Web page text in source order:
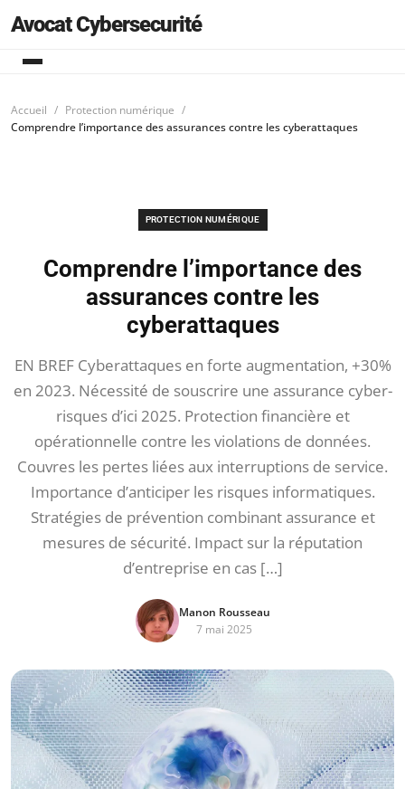
Avocat Cybersecurité
Accueil
Protection numérique
Comprendre l’importance des assurances contre les cyberattaques
PROTECTION NUMÉRIQUE
Comprendre l’importance des
assurances contre les
cyberattaques
EN BREF Cyberattaques en forte augmentation, +30%
en 2023. Nécessité de souscrire une assurance cyber-
risques d’ici 2025. Protection financière et
opérationnelle contre les violations de données.
Couvres les pertes liées aux interruptions de service.
Importance d’anticiper les risques informatiques.
Stratégies de prévention combinant assurance et
mesures de sécurité. Impact sur la réputation
d’entreprise en cas […]
Manon Rousseau
7 mai 2025